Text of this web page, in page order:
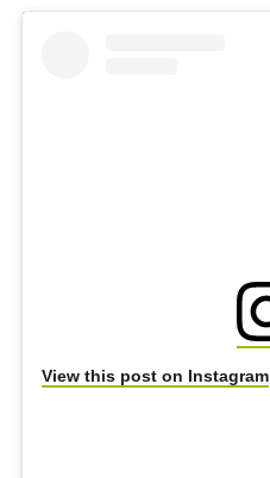
View this post on Instagram